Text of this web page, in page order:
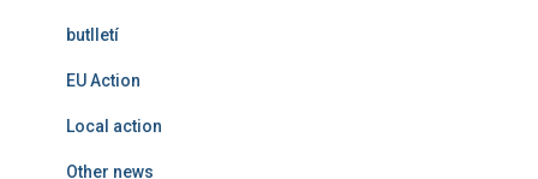
butlletí
EU Action
Local action
Other news